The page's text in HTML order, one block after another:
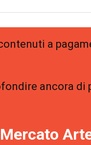
a
ancora di